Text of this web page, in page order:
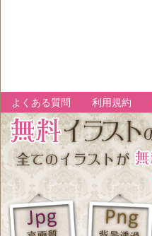
よくある質問 利用規約